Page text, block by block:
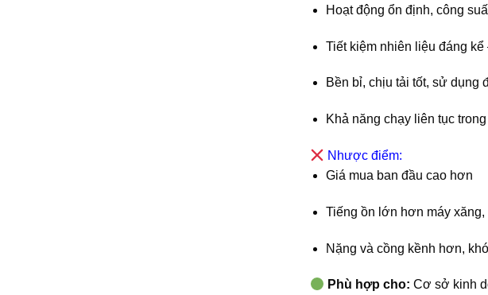
Hoạt động ổn định, công
Tiết kiệm nhiên liệu đáng kể
Bền bỉ, chịu tải tốt, sử dụng
Khả năng chạy liên tục
Nhược điểm:
Giá mua ban đầu cao hơn
Tiếng ồn lớn hơn máy
Nặng và cồng kềnh hơn,
Phù hợp cho: Cơ sở kinh